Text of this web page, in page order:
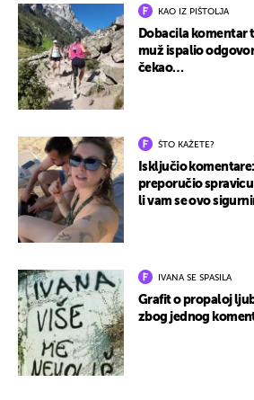
KAO IZ PIŠTOLJA
Dobacila komentar
muž ispalio
čekao…
ŠTO KAŽETE?
Isključio
preporučio spravicu
li vam se ovo
IVANA SE SPASILA
Grafit o propaloj
zbog jednog